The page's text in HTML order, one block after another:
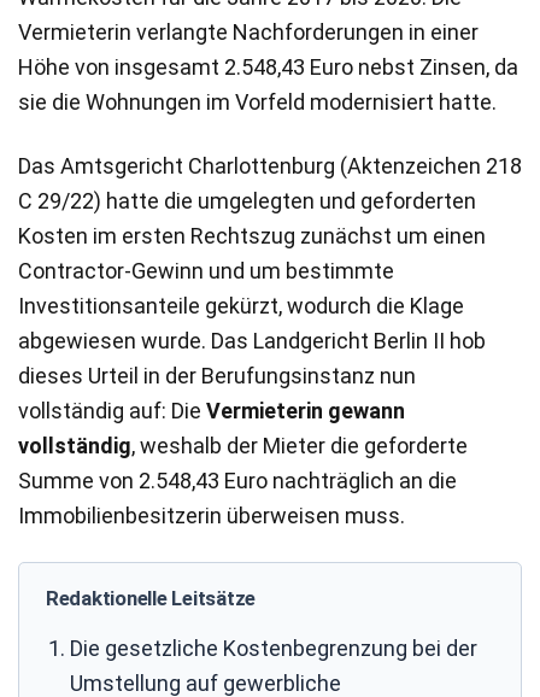
Vermieterin verlangte Nachforderungen in einer
Höhe von insgesamt 2.548,43 Euro nebst Zinsen, da
sie die Wohnungen im Vorfeld modernisiert hatte.
Das Amtsgericht Charlottenburg (Aktenzeichen 218
C 29/22) hatte die umgelegten und geforderten
Kosten im ersten Rechtszug zunächst um einen
Contractor-Gewinn und um bestimmte
Investitionsanteile gekürzt, wodurch die Klage
abgewiesen wurde. Das Landgericht Berlin II hob
dieses Urteil in der Berufungsinstanz nun
vollständig auf: Die Vermieterin gewann
vollständig, weshalb der Mieter die geforderte
Summe von 2.548,43 Euro nachträglich an die
Immobilienbesitzerin überweisen muss.
Redaktionelle Leitsätze
Die gesetzliche Kostenbegrenzung bei der
Umstellung auf gewerbliche